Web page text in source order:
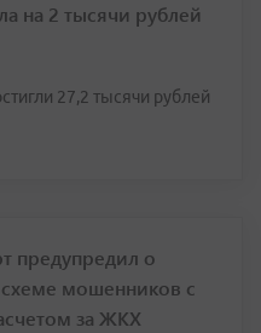
на 2 тысячи рублей
27,2 тысячи рублей
предупредил о
мошенников с
за ЖКХ